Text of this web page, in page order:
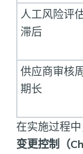
人工风险评
滞后
供应商审核周
期长
在实施过程
变更控制（